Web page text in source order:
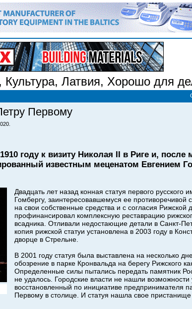
, Культура, Латвия, Хорошо для
Первому
году к визиту Николая II в Риге и, после
известным меценатом Евгением
Двадцать лет назад конная статуя первого русского
Гомбергу, заинтересовавшемуся ее противоречивой
на свои собственные средства и с согласия Рижской
профинансировал комплексную реставрацию
всадника. Отливали недостающие детали в Санкт-
копия рижской статуи установлена в 2003 году в
дворце в Стрельне.
В 2001 году статуя была выставлена на несколько
обозрение в парке Кронвальда на берегу Рижского
Определенные силы пытались передать памятник
не удалось. Городские власти не нашли возможности
восстановленный по инициативе предпринимателя
Первому в столице . И статуя нашла свое